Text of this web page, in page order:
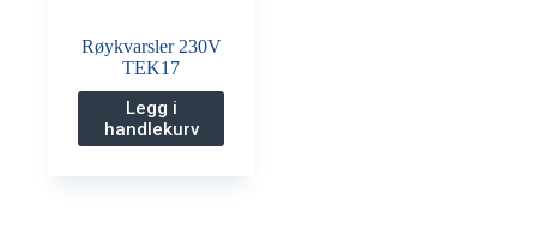
Røykvarsler 230V
TEK17
Legg i
handlekurv